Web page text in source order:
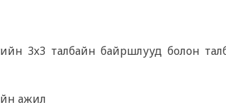
3x3 талбайн байршлууд болон
ажил